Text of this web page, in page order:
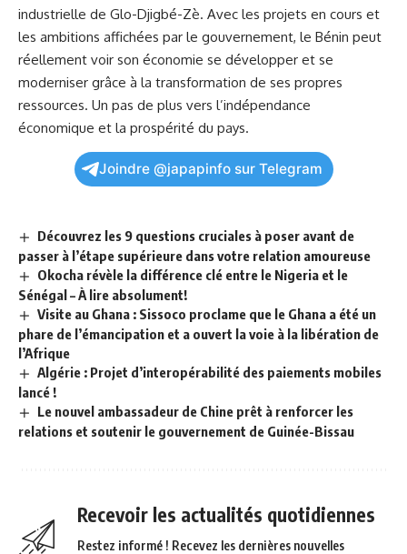
industrielle‍ de Glo-Djigbé-Zè. Avec les projets en cours et
⁢les ambitions affichées⁢ par le gouvernement, le⁣ Bénin peut
réellement voir son économie⁣ se développer et se
moderniser grâce à la transformation de ses propres
ressources. Un pas de⁣ plus⁤ vers⁢ l’indépendance
‌économique‍ et la prospérité du pays.
Joindre @japapinfo sur Telegram
Découvrez les 9 questions cruciales à poser avant de
passer à l’étape supérieure dans votre relation amoureuse
Okocha révèle la différence clé entre le Nigeria et le
Sénégal – À lire absolument!
Visite au Ghana : Sissoco proclame que le Ghana a été un
phare de l’émancipation et a ouvert la voie à la libération de
l’Afrique
Algérie : Projet d’interopérabilité des paiements mobiles
lancé !
Le nouvel ambassadeur de Chine prêt à renforcer les
relations et soutenir le gouvernement de Guinée-Bissau
Recevoir les actualités quotidiennes
Restez informé ! Recevez les dernières nouvelles